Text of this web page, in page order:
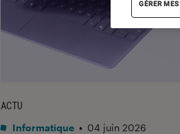
ACTU
Informatique • 04 juin 2026
GÉRER